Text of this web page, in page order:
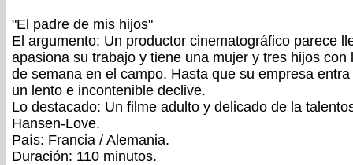
"El padre de mis hijos"
El argumento: Un productor cinematográfico parece
apasiona su trabajo y tiene una mujer y tres hijos
de semana en el campo. Hasta que su empresa
un lento e incontenible declive.
Lo destacado: Un filme adulto y delicado de la
Hansen-Love.
País: Francia / Alemania.
Duración: 110 minutos.